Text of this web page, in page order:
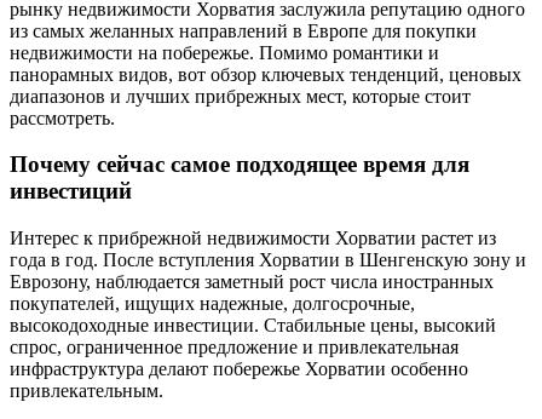
рынку недвижимости Хорватия заслужила репутацию одного
из самых желанных направлений в Европе для покупки
недвижимости на побережье. Помимо романтики и
панорамных видов, вот обзор ключевых тенденций, ценовых
диапазонов и лучших прибрежных мест, которые стоит
рассмотреть.
Почему сейчас самое подходящее время для
инвестиций
Интерес к прибрежной недвижимости Хорватии растет из
года в год. После вступления Хорватии в Шенгенскую зону и
Еврозону, наблюдается заметный рост числа иностранных
покупателей, ищущих надежные, долгосрочные,
высокодоходные инвестиции. Стабильные цены, высокий
спрос, ограниченное предложение и привлекательная
инфраструктура делают побережье Хорватии особенно
привлекательным.